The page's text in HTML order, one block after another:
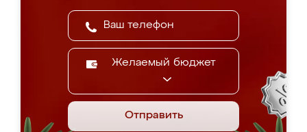
Желаемый бюджет
Отправить